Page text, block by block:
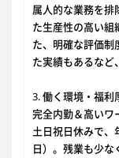
属人的な業務を排
た生産性の高い組
た、明確な評価制
た実績もあるなど
3. 働く環境・福利
完全内勤＆高いワ
土日祝日休みで、
日）。残業も少